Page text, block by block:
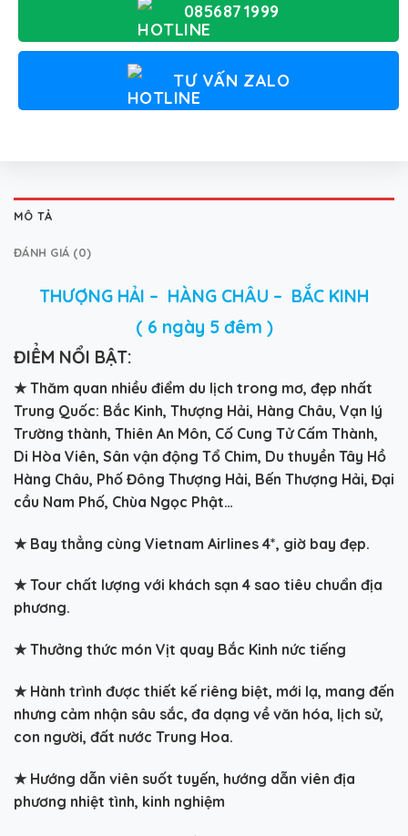
0856871999
TƯ VẤN ZALO
MÔ TẢ
ĐÁNH GIÁ (0)
THƯỢNG HẢI – HÀNG CHÂU – BẮC KINH
( 6 ngày 5 đêm )
ĐIỂM NỔI BẬT:
★Thăm quan nhiều điểm du lịch trong mơ, đẹp nhất
Trung Quốc: Bắc Kinh, Thượng Hải, Hàng Châu, Vạn lý
Trường thành, Thiên An Môn, Cố Cung Tử Cấm Thành,
Di Hòa Viên, Sân vận động Tổ Chim, Du thuyền Tây Hồ
Hàng Châu, Phố Đông Thượng Hải, Bến Thượng Hải, Đại
cầu Nam Phố, Chùa Ngọc Phật…
★Bay thẳng cùng Vietnam Airlines 4*, giờ bay đẹp.
★Tour chất lượng với khách sạn 4 sao tiêu chuẩn địa
phương.
★Thưởng thức món Vịt quay Bắc Kinh nức tiếng
★Hành trình được thiết kế riêng biệt, mới lạ, mang đến
nhưng cảm nhận sâu sắc, đa dạng về văn hóa, lịch sử,
con người, đất nước Trung Hoa.
★Hướng dẫn viên suốt tuyến, hướng dẫn viên địa
phương nhiệt tình, kinh nghiệm